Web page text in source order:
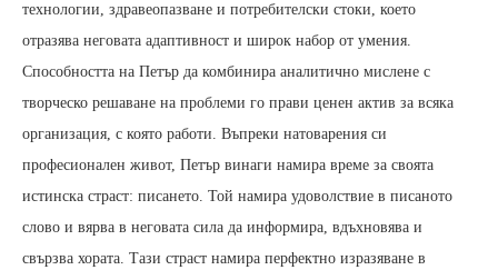
технологии, здравеопазване и потребителски стоки, което
отразява неговата адаптивност и широк набор от умения.
Способността на Петър да комбинира аналитично мислене с
творческо решаване на проблеми го прави ценен актив за всяка
организация, с която работи. Въпреки натоварения си
професионален живот, Петър винаги намира време за своята
истинска страст: писането. Той намира удоволствие в писаното
слово и вярва в неговата сила да информира, вдъхновява и
свързва хората. Тази страст намира перфектно изразяване в